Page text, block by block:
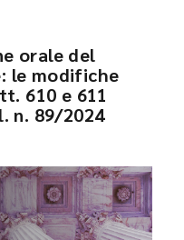
orale del
le modifiche
610 e 611
n. 89/2024